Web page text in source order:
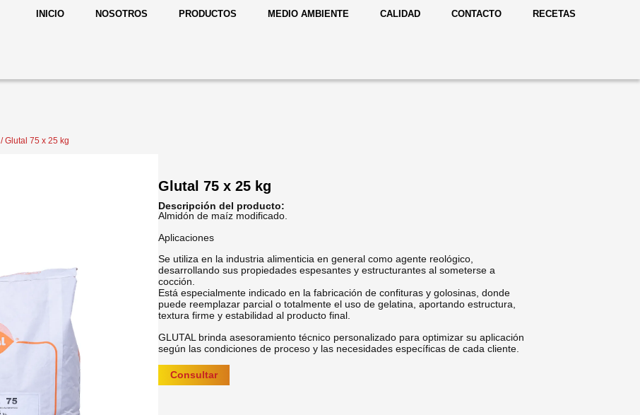
INICIO NOSOTROS PRODUCTOS MEDIO AMBIENTE CALIDAD CONTACTO RECETAS
/ Glutal 75 x 25 kg
Glutal 75 x 25 kg
Descripción del producto:
Almidón de maíz modificado.
Aplicaciones
Se utiliza en la industria alimenticia en general como agente reológico,
desarrollando sus propiedades espesantes y estructurantes al someterse a
cocción.
Está especialmente indicado en la fabricación de confituras y golosinas, donde
puede reemplazar parcial o totalmente el uso de gelatina, aportando estructura,
textura firme y estabilidad al producto final.
GLUTAL brinda asesoramiento técnico personalizado para optimizar su aplicación
según las condiciones de proceso y las necesidades específicas de cada cliente.
Consultar